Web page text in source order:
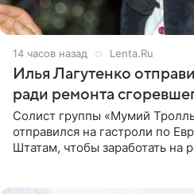
14 часов назад Lenta.Ru
Илья Лагутенко
ради ремонта
Солист группы «Мумий
отправился на гастроли по
Штатам, чтобы заработать на